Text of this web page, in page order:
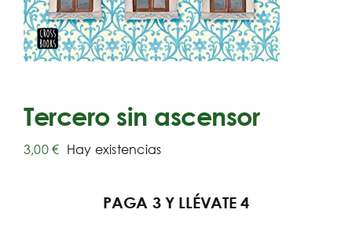
Tercero sin ascensor
3,00€ Hay existencias
PAGA 3 Y LLÉVATE 4